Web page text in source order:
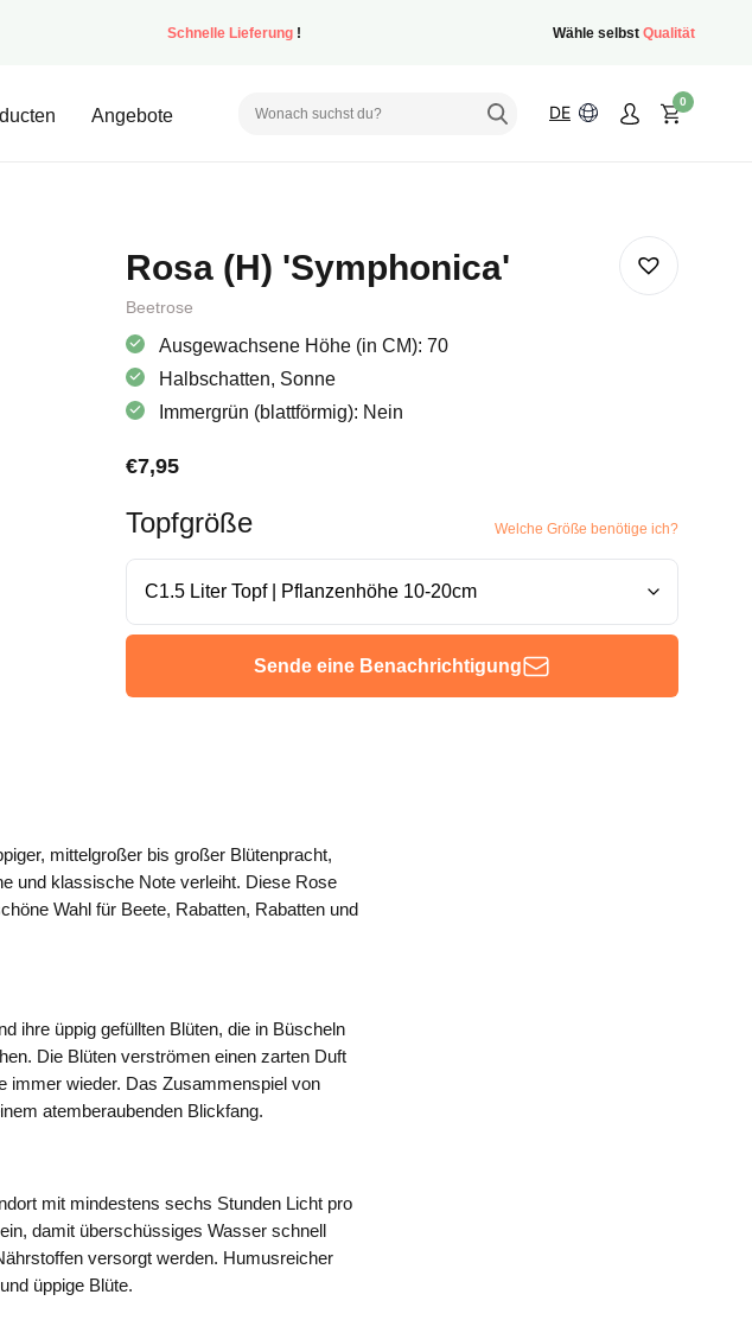
Schnelle Lieferung ! Wähle selbst Qualität
Angebote DE
0
Rosa (H) 'Symphonica'
Beetrose
Ausgewachsene Höhe (in CM): 70
Halbschatten, Sonne
Immergrün (blattförmig): Nein
€7,95
Topfgröße Welche Größe benötige ich?
Sende eine Benachrichtigung
mittelgroßer bis großer Blütenpracht,
und klassische Note verleiht. Diese Rose
Wahl für Beete, Rabatten, Rabatten und
ihre üppig gefüllten Blüten, die in Büscheln
Die Blüten verströmen einen zarten Duft
immer wieder. Das Zusammenspiel von
atemberaubenden Blickfang.
mit mindestens sechs Stunden Licht pro
damit überschüssiges Wasser schnell
versorgt werden. Humusreicher
üppige Blüte.